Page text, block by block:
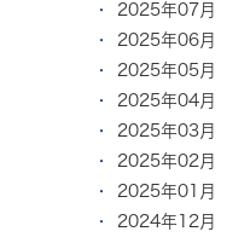
2025年07月
2025年06月
2025年05月
2025年04月
2025年03月
2025年02月
2025年01月
2024年12月